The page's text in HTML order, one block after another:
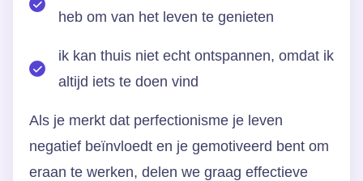
heb om van het leven te genieten
ik kan thuis niet echt ontspannen, omdat ik
altijd iets te doen vind
Als je merkt dat perfectionisme je leven
negatief beïnvloedt en je gemotiveerd bent om
eraan te werken, delen we graag effectieve